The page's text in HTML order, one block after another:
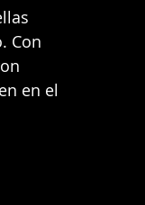
Con
en el